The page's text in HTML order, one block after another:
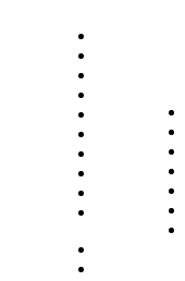
Arte y vino
Sudamerica